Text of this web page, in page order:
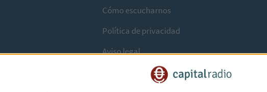
Cómo escucharnos
Política de privacidad
Aviso legal